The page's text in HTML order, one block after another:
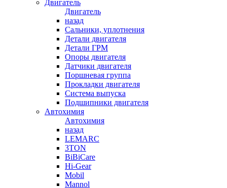
Двигатель
Двигатель
назад
Сальники, уплотнения
Детали двигателя
Детали ГРМ
Опоры двигателя
Датчики двигателя
Поршневая группа
Прокладки двигателя
Система выпуска
Подшипники двигателя
Автохимия
Автохимия
назад
LEMARC
3TON
BiBiCare
Hi-Gear
Mobil
Mannol